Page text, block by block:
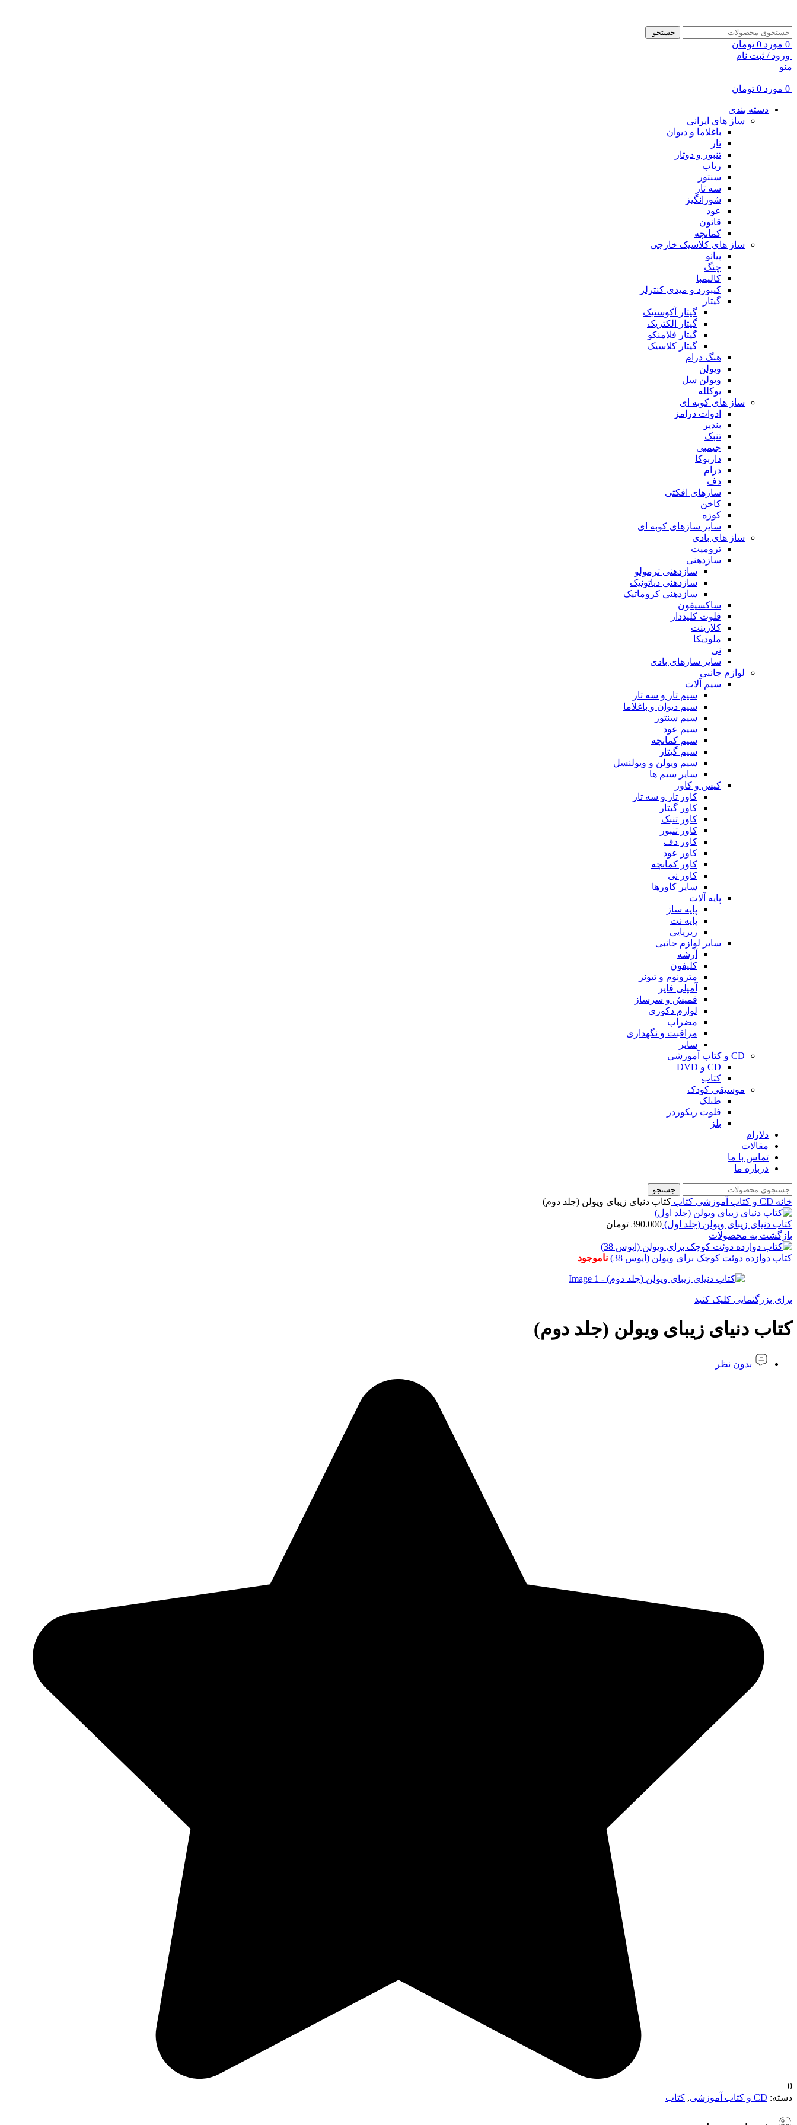
جستجو
0 مورد 0 تومان
ورود / ثبت نام
منو
0 مورد 0 تومان
دسته بندی
ساز های ایرانی
باغلاما و دیوان
تار
تنبور و دوتار
رباب
سنتور
سه تار
شورانگیز
عود
قانون
کمانچه
ساز های کلاسیک خارجی
پیانو
چنگ
کالیمبا
کیبورد و میدی کنترلر
گیتار
گیتار آکوستیک
گیتار الکتریک
گیتار فلامنکو
گیتار کلاسیک
هنگ درام
ویولن
ویولن سل
یوکلله
ساز های کوبه ای
ادوات درامز
بندیر
تنبک
جیمبی
داربوکا
درام
دف
سازهای افکتی
کاخن
کوزه
سایر سازهای کوبه ای
ساز های بادی
ترومپت
سازدهنی
سازدهنی ترمولو
سازدهنی دیاتونیک
سازدهنی کروماتیک
ساکسیفون
فلوت کلیددار
کلارینت
ملودیکا
نی
سایر سازهای بادی
لوازم جانبی
سیم آلات
سیم تار و سه تار
سیم دیوان و باغلاما
سیم سنتور
سیم عود
سیم کمانچه
سیم گیتار
سیم ویولن و ویولنسل
سایر سیم ها
کیس و کاور
کاور تار و سه تار
کاور گیتار
کاور تنبک
کاور تنبور
کاور دف
کاور عود
کاور کمانچه
کاور نی
سایر کاورها
پایه آلات
پایه ساز
پایه نت
زیرپایی
سایر لوازم جانبی
آرشه
کلیفون
مترونوم و تیونر
آمپلی فایر
قمیش و سرساز
لوازم دکوری
مضراب
مراقبت و نگهداری
سایر
CD و کتاب آموزشی
CD و DVD
کتاب
موسیقی کودک
طبلک
فلوت ریکوردر
بلز
دلارام
مقالات
تماس با ما
درباره ما
جستجو
خانه CD و کتاب آموزشی کتاب کتاب دنیای زیبای ویولن (جلد دوم)
کتاب دنیای زیبای ویولن (جلد اول) 390.000 تومان
بازگشت به محصولات
کتاب دوازده دوئت کوچک برای ویولن (اپوس 38) ناموجود
برای بزرگنمایی کلیک کنید
کتاب دنیای زیبای ویولن (جلد دوم)
بدون نظر
0
دسته: CD و کتاب آموزشی , کتاب